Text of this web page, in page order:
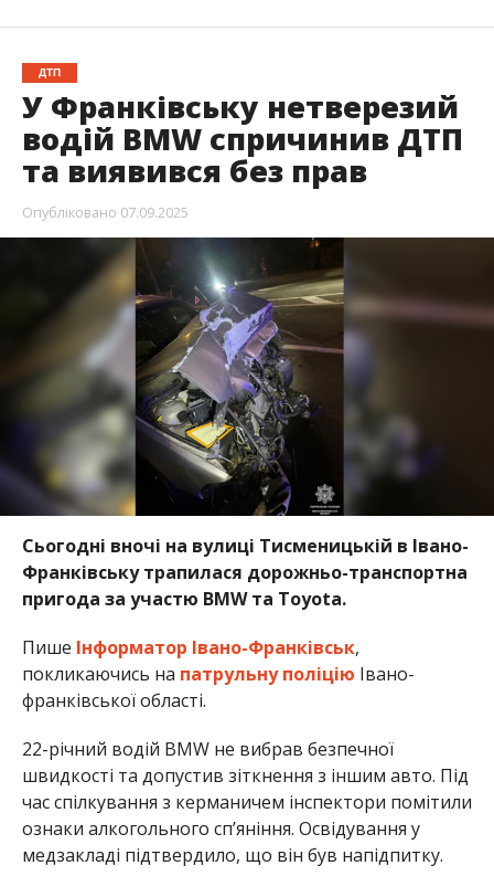
ДТП
У Франківську нетверезий
водій BMW спричинив ДТП
та виявився без прав
Опубліковано 07.09.2025
Сьогодні вночі на вулиці Тисменицькій в Івано-
Франківську трапилася дорожньо-транспортна
пригода за участю BMW та Toyota.
Пише Інформатор Івано-Франківськ,
покликаючись на патрульну поліцію Івано-
франківської області.
22-річний водій BMW не вибрав безпечної
швидкості та допустив зіткнення з іншим авто. Під
час спілкування з керманичем інспектори помітили
ознаки алкогольного сп’яніння. Освідування у
медзакладі підтвердило, що він був напідпитку.